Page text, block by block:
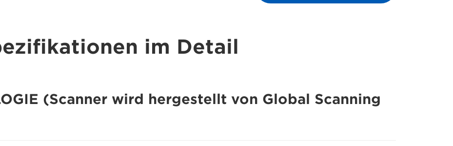
im Detail
(Scanner wird hergestellt von Global Scanning